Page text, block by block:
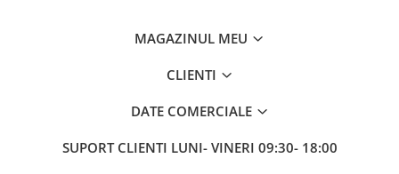
MAGAZINUL MEU
CLIENTI
DATE COMERCIALE
SUPORT CLIENTI LUNI- VINERI 09:30- 18:00